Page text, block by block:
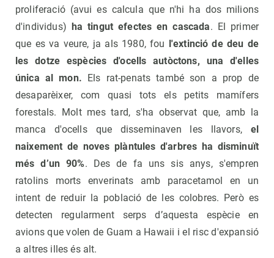
proliferació (avui es calcula que n'hi ha dos milions
d'individus) ha tingut efectes en cascada. El primer
que es va veure, ja als 1980, fou l'extinció de deu de
les dotze espècies d'ocells autòctons, una d'elles
única al mon. Els rat-penats també son a prop de
desaparèixer, com quasi tots els petits mamífers
forestals. Molt mes tard, s'ha observat que, amb la
manca d'ocells que disseminaven les llavors, el
naixement de noves plàntules d'arbres ha disminuït
més d’un 90%. Des de fa uns sis anys, s'empren
ratolins morts enverinats amb paracetamol en un
intent de reduir la població de les colobres. Però es
detecten regularment serps d’aquesta espècie en
avions que volen de Guam a Hawaii i el risc d'expansió
a altres illes és alt.